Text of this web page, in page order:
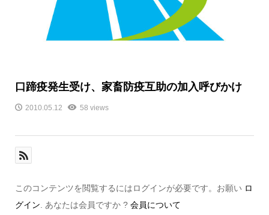
口蹄疫発生受け、家畜防疫互助の加入呼びかけ
2010.05.12 58 views
このコンテンツを閲覧するにはログインが必要です。お願い ロ
グイン . あなたは会員ですか ? 会員について